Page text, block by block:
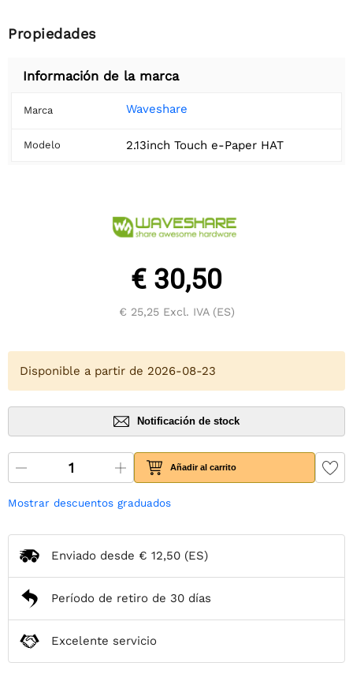
Propiedades
Información de la marca
Marca Waveshare
Modelo 2.13inch Touch e-Paper HAT
€ 30,50
€ 25,25Excl. IVA (ES)
Disponible a partir de 2026-08-23
Notificación de stock
Añadir al carrito
Mostrar descuentos graduados
Enviado desde € 12,50 (ES)
Período de retiro de 30 días
Excelente servicio